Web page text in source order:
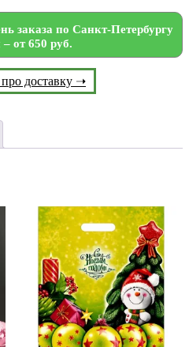
заказа по Санкт-Петербургу
– от 650 руб.
доставку ➝